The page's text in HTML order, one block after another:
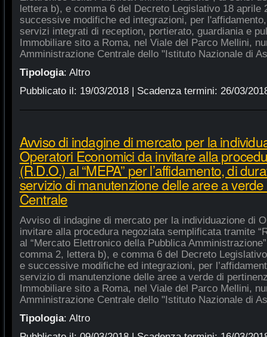
lettera b), e comma 6 del Decreto Legislativo 18 aprile
successive modifiche ed integrazioni, per
servizi integrati di reception, portierato, guardiania e
Immobiliare sito a Roma, nel Viale del Parco Mellini,
Amministrazione Centrale dello "Istituto Nazionale di
Tipologia: Altro
Pubblicato il: 19/03/2018| Scadenza termini: 26/03/
Avviso di indagine di mercato per la
Operatori Economici da invitare alla
(R.D.O.) al “MEPA” per l’affidamento, di
servizio di manutenzione delle aree a
Centrale
Avviso di indagine di mercato per la individuazione di
invitare alla procedura negoziata semplificata tramite
al “Mercato Elettronico della Pubblica
comma 2, lettera b), e comma 6 del Decreto
e successive modifiche ed integrazioni, per
servizio di manutenzione delle aree a verde di
Immobiliare sito a Roma, nel Viale del Parco Mellini,
Amministrazione Centrale dello "Istituto Nazionale di
Tipologia: Altro